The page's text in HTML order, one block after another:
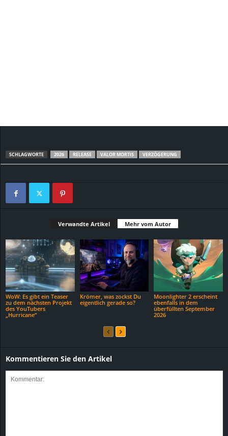
SCHLAGWORTE 2026 RELEASE VALOR MORTIS VERZÖGERUNG
Verwandte Artikel Mehr vom Autor
WoW: Es gibt ein Teaser
zu dem nächsten Projekt
des YouTubers
„Hurricane“
Krömer, was zockst Du
eigentlich gerade so?
Moonlighter 2 erscheint
ebenfalls in dem
überfüllten September
2026
Kommentieren Sie den Artikel